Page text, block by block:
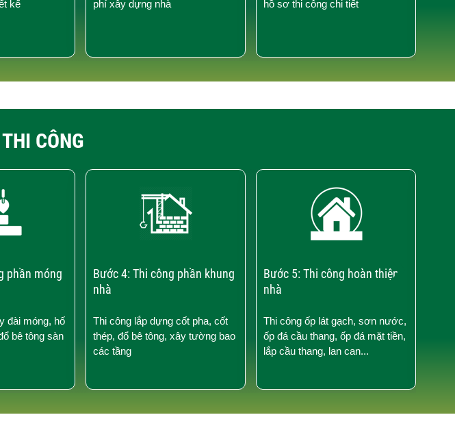
kế
phí xây dựng nhà
hồ sơ thi công chi tiết
CÔNG
phần móng
đài móng, hố
bê tông sàn
Bước 4: Thi công phần khung
nhà
Thi công lắp dựng cốt pha, cốt
thép, đổ bê tông, xây tường bao
các tầng
Bước 5: Thi công hoàn thiện
nhà
Thi công ốp lát gạch, sơn nước,
ốp đá cầu thang, ốp đá mặt tiền,
lắp cầu thang, lan can...
›